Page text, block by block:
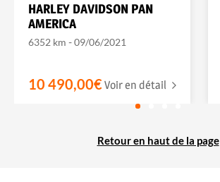
HARLEY DAVIDSON PAN
AMERICA
6352 km -09/06/2021
10 490,00€Voir en détail
Retour en haut de la page